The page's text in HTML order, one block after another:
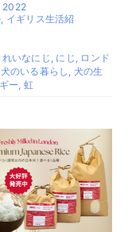
2022
, イギリス生活紹
れいなにじ , にじ , ロンド
犬のいる暮らし , 犬の生
ー, 虹